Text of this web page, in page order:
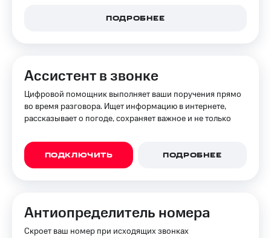
ПОДРОБНЕЕ
Ассистент в звонке
Цифровой помощник выполняет ваши поручения прямо
во время разговора. Ищет информацию в интернете,
рассказывает о погоде, сохраняет важное и не только
ПОДКЛЮЧИТЬ ПОДРОБНЕЕ
Анти­определитель номера
Скроет ваш номер при исходящих звонках